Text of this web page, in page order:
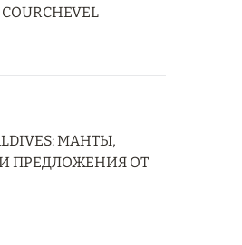
МАНТЫ,
ПРЕДЛОЖЕНИЯ ОТ